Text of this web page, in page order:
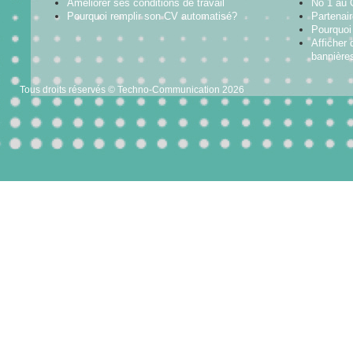
Améliorer ses conditions de travail
Pourquoi remplir son CV automatisé?
No 1 au
Afficher
Tous droits réservés © Techno-Communication 2026